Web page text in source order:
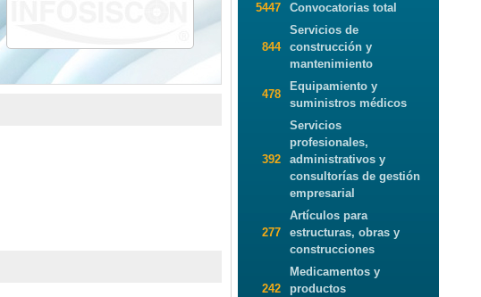
5447 Convocatorias total
844
Servicios de
construcción y
mantenimiento
478
Equipamiento y
suministros médicos
392
Servicios
profesionales,
administrativos y
consultorías de gestión
empresarial
277
Artículos para
estructuras, obras y
construcciones
242
Medicamentos y
productos